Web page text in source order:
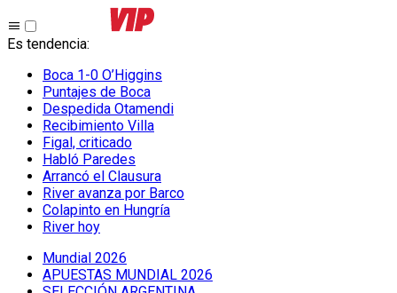
Es tendencia:
Boca 1-0 O’Higgins
Puntajes de Boca
Despedida Otamendi
Recibimiento Villa
Figal, criticado
Habló Paredes
Arrancó el Clausura
River avanza por Barco
Colapinto en Hungría
River hoy
Mundial 2026
APUESTAS MUNDIAL 2026